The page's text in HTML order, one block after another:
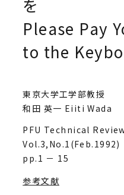
を
Please Pay
to the
東京大学工学部教授
和田 英一 Eiiti Wada
PFU Technical
Vol.3,No.1(Feb.1992)
pp.1 － 15
参考文献